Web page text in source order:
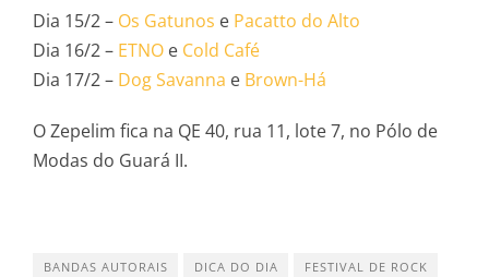
Dia 15/2 – Os Gatunos e Pacatto do Alto
Dia 16/2 – ETNO e Cold Café
Dia 17/2 – Dog Savanna e Brown-Há
O Zepelim fica na QE 40, rua 11, lote 7, no Pólo de
Modas do Guará II.
BANDAS AUTORAIS DICA DO DIA FESTIVAL DE ROCK